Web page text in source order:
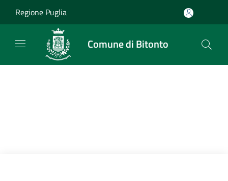
Regione Puglia
Comune di Bitonto